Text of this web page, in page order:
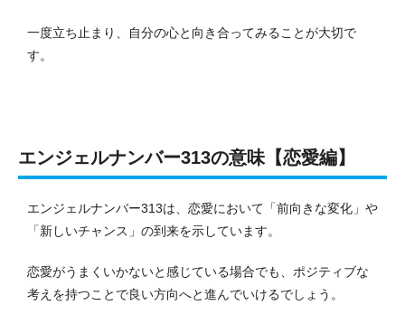
一度立ち止まり、自分の心と向き合ってみることが大切で
す。
エンジェルナンバー313の意味【恋愛編】
エンジェルナンバー313は、恋愛において「前向きな変化」や
「新しいチャンス」の到来を示しています。
恋愛がうまくいかないと感じている場合でも、ポジティブな
考えを持つことで良い方向へと進んでいけるでしょう。